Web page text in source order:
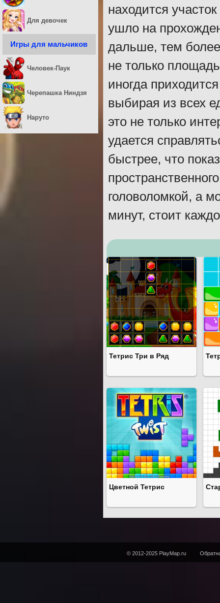
находится
ушло на
дальше, тем
не только
иногда
выбирая из всех
это не только
удается
быстрее, что
головоломкой, а
минут, стоит
Тетрис Три в Ряд
Цветной Тетрис
Для девочек
Игры для мальчиков
Человек-Паук
Черепашка Ниндзя
Наруто
© 2012-2025 PlayMap.ru